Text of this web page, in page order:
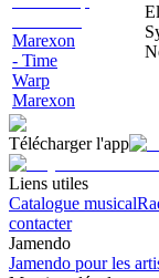
Marexon
- Time
Warp
Marexon
Télécharger l'app
Liens utiles
Catalogue musical
contacter
Jamendo
Jamendo pour les